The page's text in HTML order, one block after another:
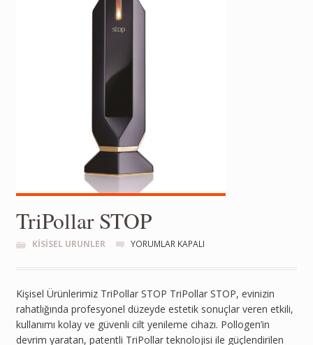
TriPollar STOP
KISISEL URUNLER YORUMLAR KAPALI
Kişisel Ürünlerimiz TriPollar STOP TriPollar STOP, evinizin
rahatlığında profesyonel düzeyde estetik sonuçlar veren etkili,
kullanımı kolay ve güvenli cilt yenileme cihazı. Pollogen’in
devrim yaratan, patentli TriPollar teknolojisi ile güçlendirilen